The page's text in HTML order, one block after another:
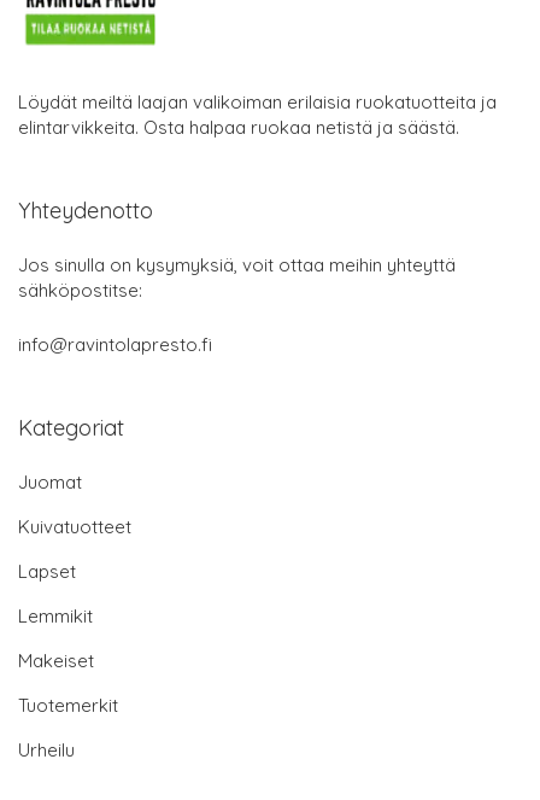
Löydät meiltä laajan valikoiman erilaisia ruokatuotteita ja
elintarvikkeita. Osta halpaa ruokaa netistä ja säästä.
Yhteydenotto
Jos sinulla on kysymyksiä, voit ottaa meihin yhteyttä
sähköpostitse:
info@ravintolapresto.fi
Kategoriat
Juomat
Kuivatuotteet
Lapset
Lemmikit
Makeiset
Tuotemerkit
Urheilu